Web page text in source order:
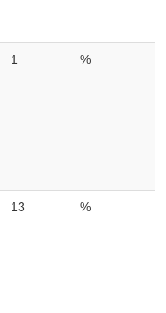
1 %
13 %